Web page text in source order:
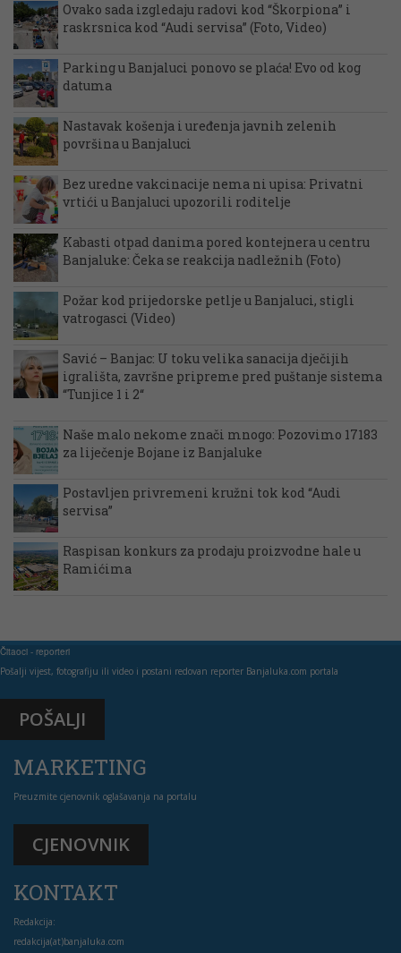
Ovako sada izgledaju radovi kod “Škorpiona” i
raskrsnica kod “Audi servisa” (Foto, Video)
Parking u Banjaluci ponovo se plaća! Evo od kog
datuma
Nastavak košenja i uređenja javnih zelenih
površina u Banjaluci
Bez uredne vakcinacije nema ni upisa: Privatni
vrtići u Banjaluci upozorili roditelje
Kabasti otpad danima pored kontejnera u centru
Banjaluke: Čeka se reakcija nadležnih (Foto)
Požar kod prijedorske petlje u Banjaluci, stigli
vatrogasci (Video)
Savić – Banjac: U toku velika sanacija dječijih
igrališta, završne pripreme pred puštanje sistema
“Tunjice 1 i 2“
Naše malo nekome znači mnogo: Pozovimo 17183
za liječenje Bojane iz Banjaluke
Postavljen privremeni kružni tok kod “Audi
servisa”
Raspisan konkurs za prodaju proizvodne hale u
Ramićima
Čitaoci - reporteri
Pošalji vijest, fotografiju ili video i postani redovan reporter Banjaluka.com portala
POŠALJI
MARKETING
Preuzmite cjenovnik oglašavanja na portalu
CJENOVNIK
KONTAKT
Redakcija:
redakcija(at)banjaluka.com